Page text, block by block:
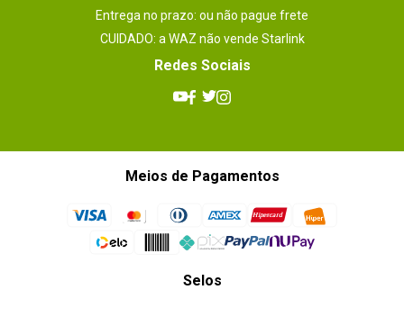
Entrega no prazo: ou não pague frete
CUIDADO: a WAZ não vende Starlink
Redes Sociais
Meios de Pagamentos
Selos